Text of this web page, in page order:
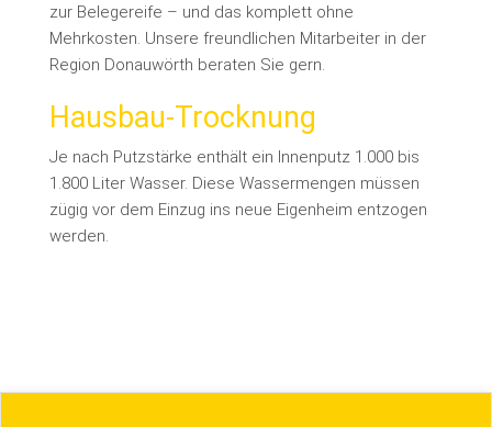
zur Belegereife – und das komplett ohne
Mehrkosten. Unsere freundlichen Mitarbeiter in der
Region Donauwörth beraten Sie gern.
Hausbau-Trocknung
Je nach Putzstärke enthält ein Innenputz 1.000 bis
1.800 Liter Wasser. Diese Wassermengen müssen
zügig vor dem Einzug ins neue Eigenheim entzogen
werden.